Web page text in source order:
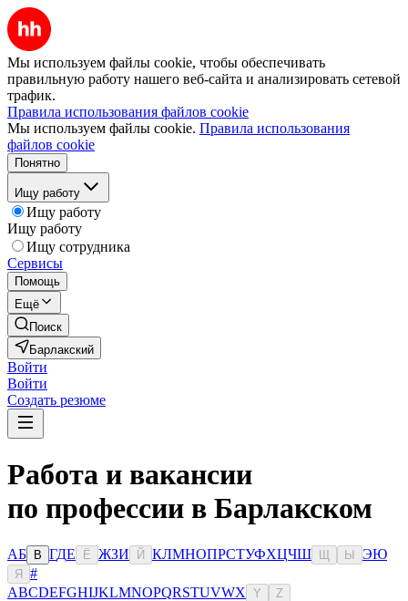
Мы используем файлы cookie, чтобы обеспечивать
правильную работу нашего веб-сайта и анализировать сетевой
трафик.
Правила использования файлов cookie
Мы используем файлы cookie. Правила использования
файлов cookie
Понятно
Ищу работу
Ищу работу
Ищу работу
Ищу сотрудника
Сервисы
Помощь
Ещё
Поиск
Барлакский
Войти
Войти
Создать резюме
Работа и вакансии
по профессии в Барлакском
АБ В ГДЕ Ё ЖЗИ Й КЛМНОПРСТУФХЦЧШ Ы ЭЮ
Я
#
ABCDEFGHIJKLMNOPQRSTUVWX Y Z